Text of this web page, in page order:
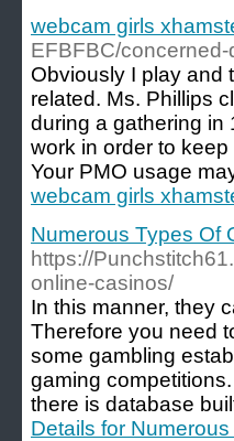
webcam girls
EFBFBC/
Obviously I play and
related. Ms. Phillips
during a gathering in
work in order to
Your PMO usage
webcam girls
Numerous Types Of
https://
online-casinos/
In this manner, they
Therefore you need
some gambling
gaming
there is database
Details for